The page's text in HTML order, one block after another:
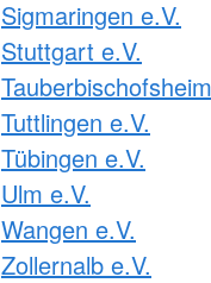
Sigmaringen e.V.
Stuttgart e.V.
Tuttlingen e.V.
Tübingen e.V.
Ulm e.V.
Wangen e.V.
Zollernalb e.V.